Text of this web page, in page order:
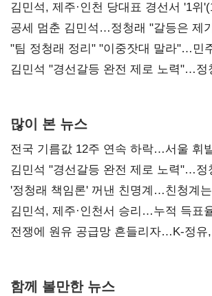
0.86%p(2보)
김민석, 제주·인천 당대표 경선서 '1위
공세 멈춘 김민석…정청래 "갈등은 제
"팀 정청래 정리" "이중잣대 말라"…민
다툼 격화
김민석 "경선갈등 완전 제로 노력"…정
많이 본 뉴스
전국 기름값 12주 연속 하락…서울 휘
김민석 "경선갈등 완전 제로 노력"…정
사과부터"
'정청래 책임론' 꺼낸 친명계…친청계
때리기
김민석, 제주·인천서 승리…누적 득표
탈환'(종합)
전쟁에 원유 공급망 흔들리자…K-정유
함께 볼만한 뉴스